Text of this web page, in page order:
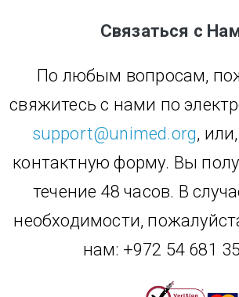
Связаться с
По любым вопросам,
свяжитесь с нами по
support@unimed.org,
контактную форму. Вы
течение 48 часов. В
необходимости,
нам: +972 54 681